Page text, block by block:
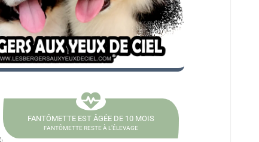
FANTÔMETTE EST ÂGÉE DE 10 MOIS
FANTÔMETTE RESTE À L’ÉLEVAGE